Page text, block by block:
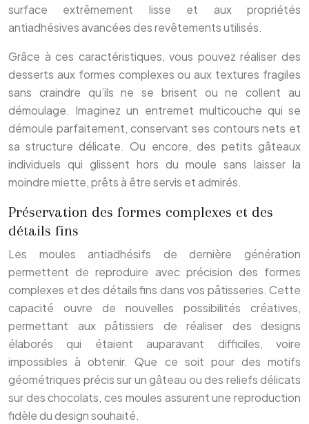
surface extrêmement lisse et aux propriétés
antiadhésives avancées des revêtements utilisés.
Grâce à ces caractéristiques, vous pouvez réaliser des
desserts aux formes complexes ou aux textures fragiles
sans craindre qu’ils ne se brisent ou ne collent au
démoulage. Imaginez un entremet multicouche qui se
démoule parfaitement, conservant ses contours nets et
sa structure délicate. Ou encore, des petits gâteaux
individuels qui glissent hors du moule sans laisser la
moindre miette, prêts à être servis et admirés.
Préservation des formes complexes et des
détails fins
Les moules antiadhésifs de dernière génération
permettent de reproduire avec précision des formes
complexes et des détails fins dans vos pâtisseries. Cette
capacité ouvre de nouvelles possibilités créatives,
permettant aux pâtissiers de réaliser des designs
élaborés qui étaient auparavant difficiles, voire
impossibles à obtenir. Que ce soit pour des motifs
géométriques précis sur un gâteau ou des reliefs délicats
sur des chocolats, ces moules assurent une reproduction
fidèle du design souhaité.